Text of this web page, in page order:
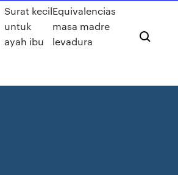
Surat kecil
untuk
ayah ibu
Equivalencias
masa madre
levadura